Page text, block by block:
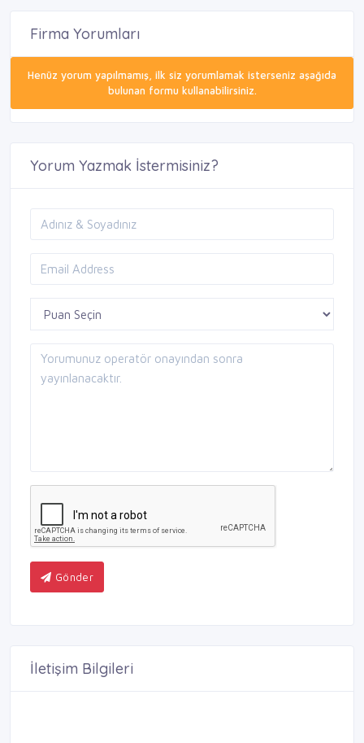
Firma Yorumları
Henüz yorum yapılmamış, ilk siz yorumlamak isterseniz aşağıda
bulunan formu kullanabilirsiniz.
Yorum Yazmak İstermisiniz?
Gönder
İletişim Bilgileri